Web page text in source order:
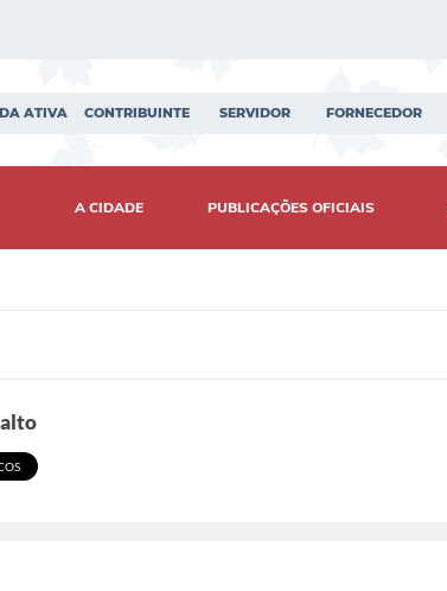
ATIVA CONTRIBUINTE SERVIDOR FORNECEDOR
A CIDADE PUBLICAÇÕES OFICIAIS